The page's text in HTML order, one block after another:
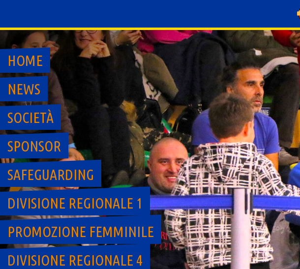
content
HOME
NEWS
SOCIETÀ
SPONSOR
SAFEGUARDING
DIVISIONE REGIONALE 1
PROMOZIONE FEMMINILE
DIVISIONE REGIONALE 4